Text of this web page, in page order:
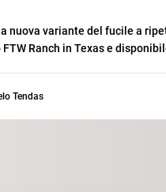
nuova variante del fucile a
Ranch in Texas e
Tendas